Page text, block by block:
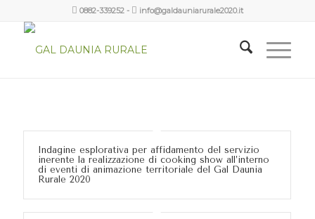
0882-339252- info@galdauniarurale2020.it
Indagine esplorativa per affidamento del servizio
inerente la realizzazione di cooking show all’interno
di eventi di animazione territoriale del Gal Daunia
Rurale 2020